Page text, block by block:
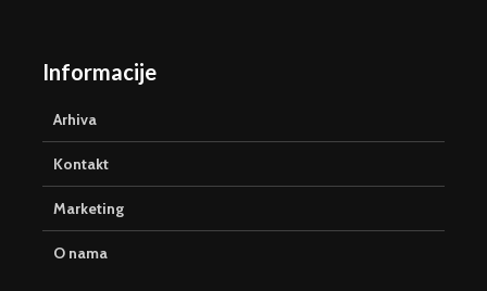
Informacije
Arhiva
Kontakt
Marketing
O nama